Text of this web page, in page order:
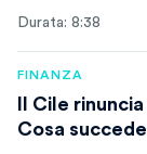
Durata: 8:38
FINANZA
Il Cile
Cosa